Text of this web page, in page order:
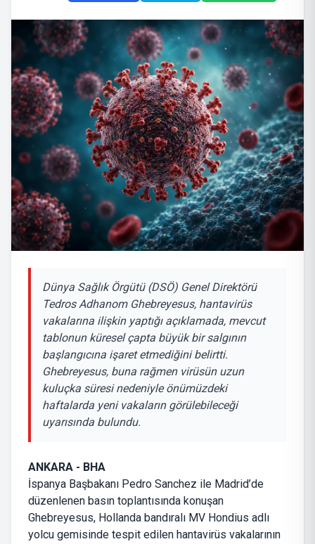
Dünya Sağlık Örgütü (DSÖ) Genel Direktörü
Tedros Adhanom Ghebreyesus, hantavirüs
vakalarına ilişkin yaptığı açıklamada, mevcut
tablonun küresel çapta büyük bir salgının
başlangıcına işaret etmediğini belirtti.
Ghebreyesus, buna rağmen virüsün uzun
kuluçka süresi nedeniyle önümüzdeki
haftalarda yeni vakaların görülebileceği
uyarısında bulundu.
ANKARA - BHA
İspanya Başbakanı Pedro Sanchez ile Madrid’de
düzenlenen basın toplantısında konuşan
Ghebreyesus, Hollanda bandıralı MV Hondius adlı
yolcu gemisinde tespit edilen hantavirüs vakalarının